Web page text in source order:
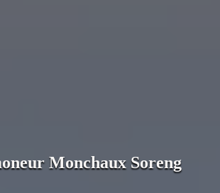
Monchaux Soreng